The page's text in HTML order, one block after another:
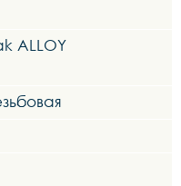
ALLOY